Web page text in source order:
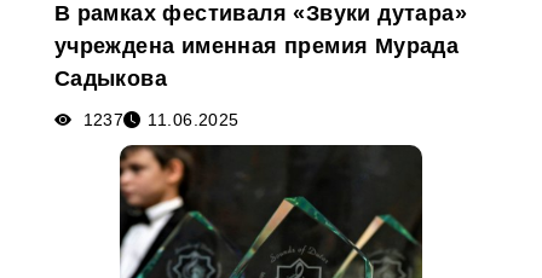
Медиа
Афиша
В рамках фестиваля «Звуки дутара»
учреждена именная премия Мурада
Садыкова
1237 11.06.2025